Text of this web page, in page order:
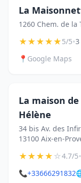
La
1260 Chem. de la
★★★★★5/5•3
📍 Google Maps
La maison
Hélène
34 bis Av. des
13100 Aix-en-
★★★★☆4.7/5•
📞+33666291832